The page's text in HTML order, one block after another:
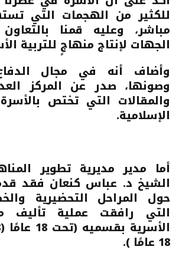
للكثير من الهجمات التي
مباشر، وعليه قمنا
الجهات لإنتاج منهاجٍ للتربية
وأضاف أنه في مجال
وصونها، صدر عن المركز
والمقالات التي تختص
الإسلامية.
أما مدير مديرية تطوير
الشيخ د. عباس كنعان فقد
حول المراحل التحضيرية
التي رافقت عملية تأليف
18 عامًا ).